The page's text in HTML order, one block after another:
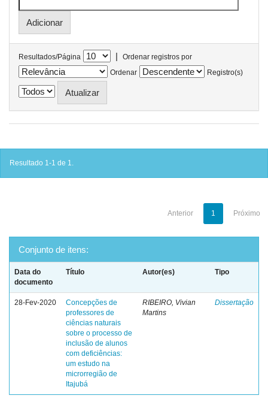
Resultados/Página |
Ordenar registros por
Ordenar
Registro(s)
Resultado 1-1 de 1.
Anterior 1 Próximo
Conjunto de itens:
Data do
documento
Título Autor(es) Tipo
28-Fev-2020
Concepções de
professores de
ciências naturais
sobre o processo de
inclusão de alunos
com deficiências:
um estudo na
microrregião de
Itajubá
RIBEIRO, Vivian
Martins
Dissertação